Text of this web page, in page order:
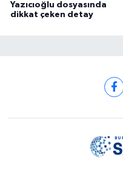
Yazıcıoğlu dosyasında
dikkat çeken detay